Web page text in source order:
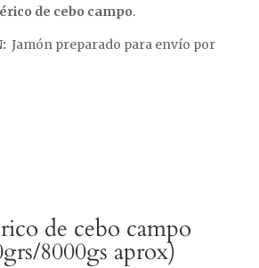
de cebo campo.
Jamón preparado para envío por
de cebo campo
8000gs aprox)